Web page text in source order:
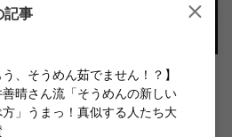
蔵室で3日間保存が可能だそう
記事
う、そうめん茹でません！？】
善晴さん流「そうめんの新しい
」うまっ！真似する人たち大